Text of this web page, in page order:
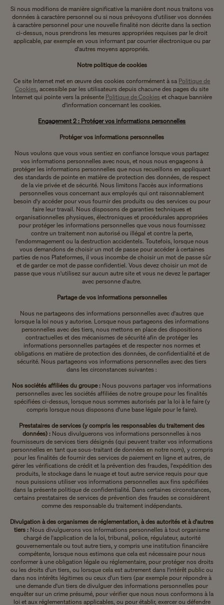
Si nous modifions de manière significative la manière dont nous traitons vos
données à caractère personnel ou si nous prévoyons d'utiliser vos données
à caractère personnel pour une nouvelle finalité non décrite dans la section
ci-dessus, nous prendrons les mesures appropriées requises par le droit
applicable, par exemple en vous informant par courrier électronique ou par
d'autres moyens appropriés.
Notre politique de cookies
Ce site Internet met en œuvre des cookies conformément à sa Politique de
Cookies, accessible par les utilisateurs depuis chacune des pages du site
Internet qui pointe vers la présente Politique de Cookieset chaque bannière
d'information concernant les cookies.
Engagement 2 : Protéger vos informations personnelles
Protéger vos informations personnelles
Nous voulons que vous vous sentiez en confiance lorsque vous partagez
vos informations personnelles avec nous, et nous nous engageons à
protéger les informations personnelles que nous recueillons en appliquant
des standards de pointe en matière de protection des données, de respect
de la vie privée et de sécurité. Nous limitons l'accès aux informations
personnelles vous concernant aux employés qui ont raisonnablement
besoin d'y accéder pour vous fournir des produits ou des services ou pour
faire leur travail. Nous disposons de garanties techniques et
organisationnelles physiques, électroniques et procédurales appropriées
pour protéger les informations personnelles que vous nous fournissez
contre un traitement non autorisé ou illégal et contre la perte,
l'endommagement ou la destruction accidentels. Toutefois, lorsque nous
vous demandons de choisir un mot de passe pour accéder à certaines
parties de nos Plateformes, il vous incombe de choisir un mot de passe sûr
et de garder ce mot de passe confidentiel. Vous devez choisir un mot de
passe que vous n'utilisez sur aucun autre site et vous ne devez le partager
avec personne d'autre.
Partage de vos informations personnelles
Nous ne partageons des informations personnelles avec d'autres que
lorsque la loi nous y autorise. Lorsque nous partageons des informations
personnelles avec des tiers, nous mettons en place des dispositions
contractuelles et des mécanismes de sécurité afin de protéger les
informations personnelles partagées et de respecter nos normes et
obligations en matière de protection des données, de confidentialité et de
sécurité. Nous partageons vos informations personnelles avec des tiers
dans les circonstances suivantes :
Nos sociétés affiliées du groupe : Nous pouvons partager vos informations
personnelles avec les sociétés affiliées de notre groupe pour les finalités
spécifiées ci-dessus, lorsque nous sommes autorisés par la loi à le faire (y
compris lorsque nous disposons d'une base légale pour le faire).
Prestataires de services (y compris les responsables du traitement des
données) : Nous divulguerons vos informations personnelles à nos
fournisseurs de services tiers désignés (qui peuvent traiter vos informations
personnelles en tant que sous-traitant de données en notre nom), y compris
pour les finalités de fournir des services de paiement en ligne et autres, de
gérer les vérifications de crédit et la prévention des fraudes, l'expédition des
produits, le stockage dans le nuage et tout autre service requis pour que
nous puissions utiliser vos informations personnelles aux fins spécifiées
dans la présente politique de confidentialité. Dans certaines circonstances,
certains prestataires de services de prévention des fraudes se considèrent
comme des responsable du traitement indépendants.
Divulgation à des organismes de réglementation, à des autorités et à d'autres
tiers : Nous divulguerons vos informations personnelles à tout organisme
chargé de l'application de la loi, tribunal, police, régulateur, autorité
gouvernementale ou tout autre tiers, y compris une institution financière
compétente, lorsque nous estimons que cela est nécessaire pour nous
conformer à une obligation légale ou réglementaire, pour protéger nos droits
ou les droits d'un tiers, ou lorsque cela est autrement dans l'intérêt public ou
dans nos intérêts légitimes ou ceux d'un tiers (par exemple pour répondre à
une demande d'un tiers de divulguer des informations personnelles pour
enquêter sur un crime présumé, pour vérifier que nous nous conformons à la
loi et aux réglementations applicables, ou pour établir, exercer ou défendre